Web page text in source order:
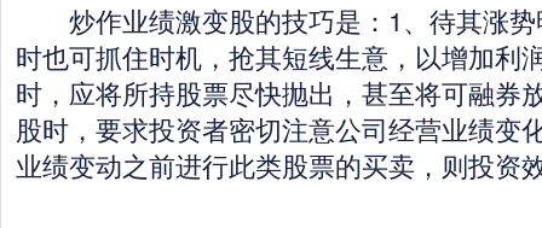
炒作业绩激变股的技巧是：1、待其涨势
时也可抓住时机，抢其短线生意，以增加利
时，应将所持股票尽快抛出，甚至将可融券
股时，要求投资者密切注意公司经营业绩变
业绩变动之前进行此类股票的买卖，则投资